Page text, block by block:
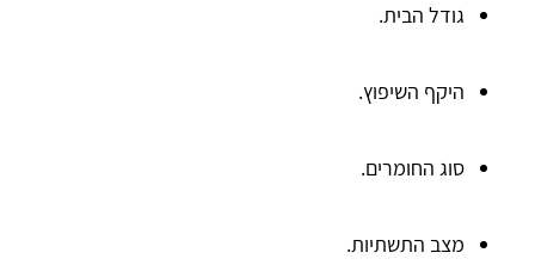
גודל הבית.
היקף השיפוץ.
סוג החומרים.
מצב התשתיות.